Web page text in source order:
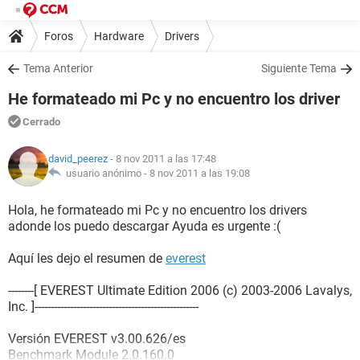
Foros Hardware Drivers
Tema Anterior Siguiente Tema
He formateado mi Pc y no encuentro los driver
Cerrado
david_peerez - 8 nov 2011 a las 17:48
usuario anónimo - 8 nov 2011 a las 19:08
Hola, he formateado mi Pc y no encuentro los drivers
adonde los puedo descargar Ayuda es urgente :(
Aquí les dejo el resumen de everest
--------[ EVEREST Ultimate Edition 2006 (c) 2003-2006 Lavalys,
Inc. ]---------------------------------------------------
Versión EVEREST v3.00.626/es
Benchmark Module 2.0.160.0